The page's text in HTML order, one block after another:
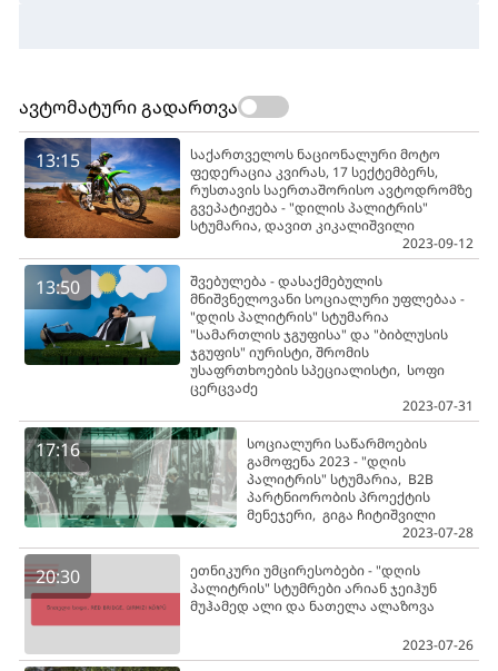
ავტომატური გადართვა
13:15
საქართველოს ნაციონალური მოტო
ფედერაცია კვირას, 17 სექტემბერს,
რუსთავის საერთაშორისო ავტოდრომზე
გვეპატიჟება - "დილის პალიტრის"
სტუმარია, დავით კიკალიშვილი
2023-09-12
13:50
შვებულება - დასაქმებულის
მნიშვნელოვანი სოციალური უფლებაა -
"დღის პალიტრის" სტუმარია
"სამართლის ჯგუფისა" და "ბიბლუსის
ჯგუფის" იურისტი, შრომის
უსაფრთხოების სპეციალისტი, სოფი
ცერცვაძე
2023-07-31
17:16
სოციალური საწარმოების
გამოფენა 2023 - "დღის
პალიტრის" სტუმარია, B2B
პარტნიორობის პროექტის
მენეჯერი, გიგა ჩიტიშვილი
2023-07-28
20:30
ეთნიკური უმცირესობები - "დღის
პალიტრის" სტუმრები არიან ჯეიჰუნ
მუჰამედ ალი და ნათელა ალაზოვა
2023-07-26